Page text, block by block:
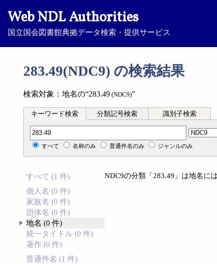
Web NDL Authorities
国立国会図書館典拠データ検索・提供サービス
283.49(NDC9) の検索結果
検索対象：地名の“283.49 (NDC9)”
キーワード検索 分類記号検索 識別子検索
分類記号検索
すべて 名称のみ 普通件名のみ ジャンルのみ
すべて (1 件)
個人名 (0 件)
家族名 (0 件)
団体名 (0 件)
地名 (0 件)
統一タイトル (0 件)
著作 (0 件)
普通件名 (1 件)
NDC9の分類「283.49」は地名に